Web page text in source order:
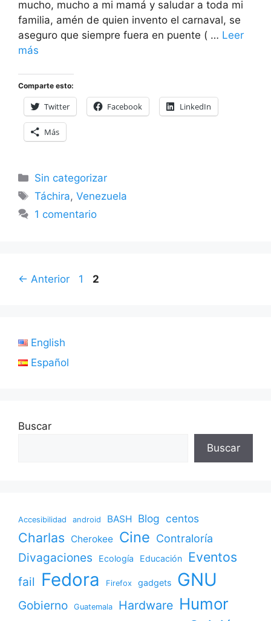
mucho, mucho a mi mamá y saludar a toda mi
familia, amén de quien invento el carnaval, se
aseguro que siempre fuera en puente ( … Leer
más
Comparte esto:
Twitter Facebook LinkedIn
Más
Categorías
Sin categorizar
Etiquetas
Táchira,Venezuela
1 comentario
← Anterior Página
1 Página
2
English
Español
Buscar
Buscar
Accesibilidad android BASH Blog centos
Charlas Cherokee Cine Contraloría
Divagaciones Ecología Educación Eventos
fail Fedora Firefox gadgets GNU
Gobierno Guatemala Hardware Humor